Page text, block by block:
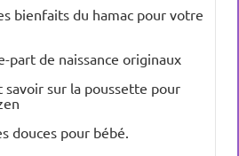
bienfaits du hamac pour votre
part de naissance originaux
savoir sur la poussette pour
douces pour bébé.